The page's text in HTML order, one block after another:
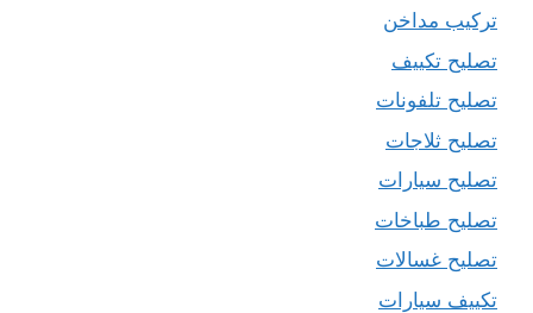
تركيب مداخن
تصليح تكييف
تصليح تلفونات
تصليح ثلاجات
تصليح سيارات
تصليح طباخات
تصليح غسالات
تكييف سيارات